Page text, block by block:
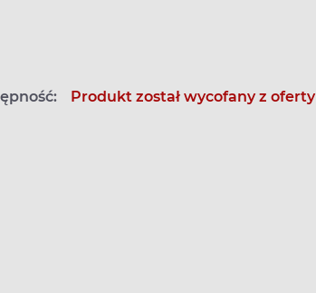
Produkt został wycofany z oferty